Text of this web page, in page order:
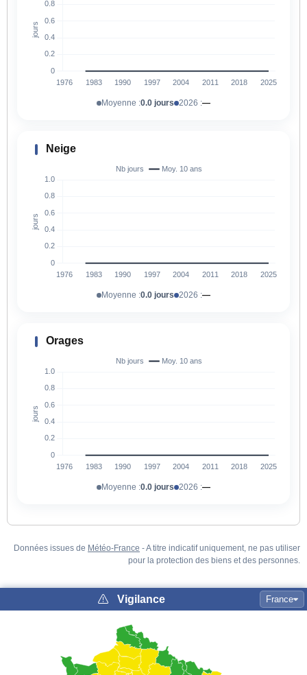
Moyenne :0.0 jours 2026 :—
Neige
Moyenne :0.0 jours 2026 :—
Orages
Moyenne :0.0 jours 2026 :—
Données issues de Météo-France - A titre indicatif uniquement, ne pas utiliser
pour la protection des biens et des personnes.
Vigilance France